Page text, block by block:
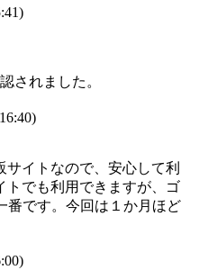
されました。
サイトなので、安心して利
トでも利用できますが、ゴ
番です。今回は１か月ほど